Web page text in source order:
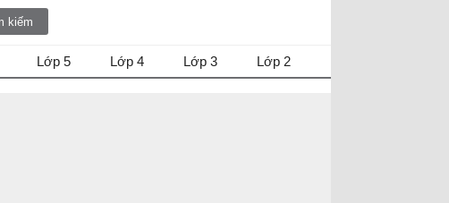
Lớp 5 Lớp 4 Lớp 3 Lớp 2